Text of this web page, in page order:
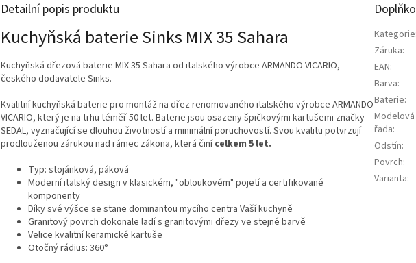
Detailní popis produktu
Kuchyňská baterie Sinks MIX 35 Sahara
Kuchyňská dřezová baterie MIX 35 Sahara od italského výrobce ARMANDO VICARIO,
českého dodavatele Sinks.
Kvalitní kuchyňská baterie pro montáž na dřez renomovaného italského výrobce ARMANDO
VICARIO, který je na trhu téměř 50 let. Baterie jsou osazeny špičkovými kartušemi značky
SEDAL, vyznačující se dlouhou životností a minimální poruchovostí. Svou kvalitu potvrzují
prodlouženou zárukou nad rámec zákona, která činícelkem 5 let.
Typ: stojánková, páková
Moderní italský design v klasickém, "obloukovém" pojetí a certifikované
komponenty
Díky své výšce se stane dominantou mycího centra Vaší kuchyně
Granitový povrch dokonale ladí s granitovými dřezy ve stejné barvě
Velice kvalitní keramické kartuše
Otočný rádius: 360°
Kategorie
Záruka:
EAN:
Barva:
Baterie:
Modelová
řada:
Odstín:
Povrch:
Varianta: